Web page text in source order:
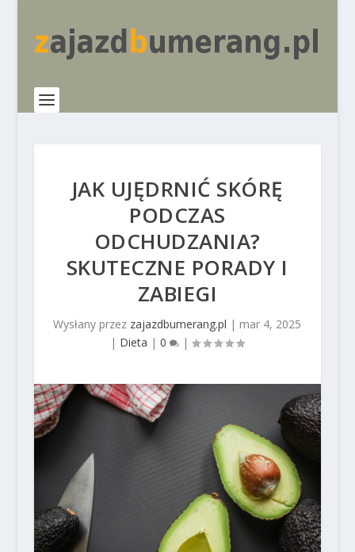
JAK UJĘDRNIĆ SKÓRĘ
PODCZAS
ODCHUDZANIA?
SKUTECZNE PORADY I
ZABIEGI
Wysłany przez zajazdbumerang.pl | mar 4, 2025
| Dieta |0 |